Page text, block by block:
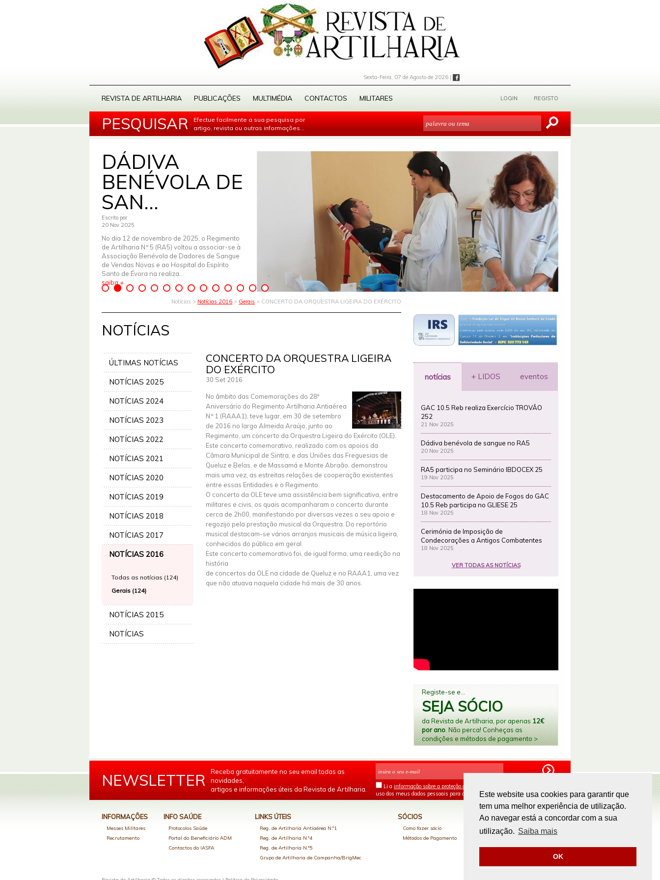
Este website usa cookies para garantir que
tem uma melhor experiência de utilização.
Ao navegar está a concordar com a sua
utilização. Saiba mais
OK
Sexta-Feira, 07 de Agosto de 2026 |
REVISTA DE ARTILHARIA PUBLICAÇÕES MULTIMÉDIA CONTACTOS MILITARES LOGIN REGISTO
PESQUISAR
Efectue facilmente a sua pesquisa por
artigo, revista ou outras informações...
DÁDIVA
BENÉVOLA DE
SAN...
Escrito por
20 Nov 2025
No dia 12 de novembro de 2025, o Regimento
de Artilharia N.º 5 (RA5) voltou a associar-se à
Associação Benévola de Dadores de Sangue
de Vendas Novas e ao Hospital do Espírito
Santo de Évora na realiza...
saiba +
Notícias > Notícias 2016 > Gerais > CONCERTO DA ORQUESTRA LIGEIRA DO EXÉRCITO
NOTÍCIAS
ÚLTIMAS NOTÍCIAS
NOTÍCIAS 2025
NOTÍCIAS 2024
NOTÍCIAS 2023
NOTÍCIAS 2022
NOTÍCIAS 2021
NOTÍCIAS 2020
NOTÍCIAS 2019
NOTÍCIAS 2018
NOTÍCIAS 2017
NOTÍCIAS 2016
Todas as notícias (124)
Gerais (124)
NOTÍCIAS 2015
NOTÍCIAS
CONCERTO DA ORQUESTRA LIGEIRA
DO EXÉRCITO
30 Set 2016
No âmbito das Comemorações do 28º
Aniversário do Regimento Artilharia Antiaérea
N.º 1 (RAAA1), teve lugar, em 30 de setembro
de 2016 no largo Almeida Araújo, junto ao
Regimento, um concerto da Orquestra Ligeira do Exército (OLE).
Este concerto comemorativo, realizado com os apoios da
Câmara Municipal de Sintra, e das Uniões das Freguesias de
Queluz e Belas, e de Massamá e Monte Abraão, demonstrou
mais uma vez, as estreitas relações de cooperação existentes
entre essas Entidades e o Regimento.
O concerto da OLE teve uma assistência bem significativa, entre
militares e civis, os quais acompanharam o concerto durante
cerca de 2h00, manifestando por diversas vezes o seu apoio e
regozijo pela prestação musical da Orquestra. Do reportório
musical destacam-se vários arranjos musicais de música ligeira,
conhecidos do público em geral.
Este concerto comemorativo foi, de igual forma, uma reedição na
história
de concertos da OLE na cidade de Queluz e no RAAA1, uma vez
que não atuava naquela cidade há mais de 30 anos.
notícias + LIDOS eventos
GAC 10.5 Reb realiza Exercício TROVÃO
252
21 Nov 2025
Dádiva benévola de sangue no RA5
20 Nov 2025
RA5 participa no Seminário IBDOCEX 25
19 Nov 2025
Destacamento de Apoio de Fogos do GAC
10.5 Reb participa no GLIESE 25
18 Nov 2025
Cerimónia de Imposição de
Condecorações a Antigos Combatentes
18 Nov 2025
VER TODAS AS NOTÍCIAS
Registe-se e...
SEJA SÓCIO
da Revista de Artilharia, por apenas 12€
por ano. Não perca! Conheças as
condições e métodos de pagamento >
NEWSLETTER
Receba gratuitamente no seu email todas as
novidades,
artigos e informações úteis da Revista de Artilharia.
Li a informação sobre a proteção de dados
uso dos meus dados pessoais para os fins mencionados.
INFORMAÇÕES
Messes Militares
Recrutamento
INFO SAÚDE
Protocolos Saúde
Portal do Beneficiário ADM
Contactos do IASFA
LINKS ÚTEIS
Reg. de Artilharia Antiaérea N.º1
Reg. de Artilharia N.º4
Reg. de Artilharia N.º5
Grupo de Artilharia de Campanha/BrigMec
SÓCIOS
Como fazer sócio
Métodos de Pagamento
PAGAMENTOS ONLINE